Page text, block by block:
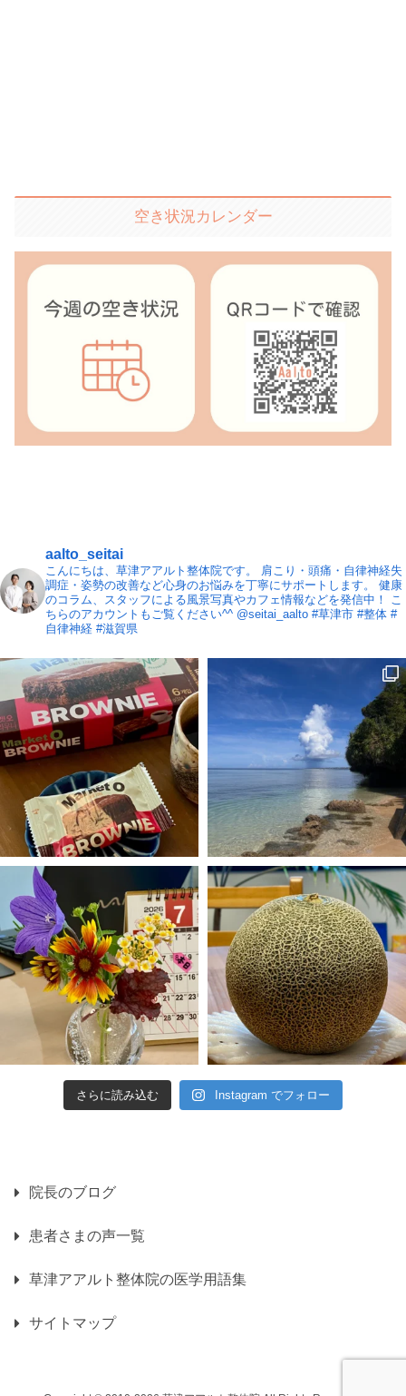
空き状況カレンダー
aalto_seitai
こんにちは、草津アアルト整体院です。
肩こり・頭痛・自律神経失
調症・姿勢の改善など心身のお悩みを丁寧にサポートします。
健康
のコラム、スタッフによる風景写真やカフェ情報などを発信中！
こ
ちらのアカウントもご覧ください^^ @seitai_aalto #草津市 #整体 #
自律神経 #滋賀県
さらに読み込む Instagram でフォロー
院長のブログ
患者さまの声一覧
草津アアルト整体院の医学用語集
サイトマップ